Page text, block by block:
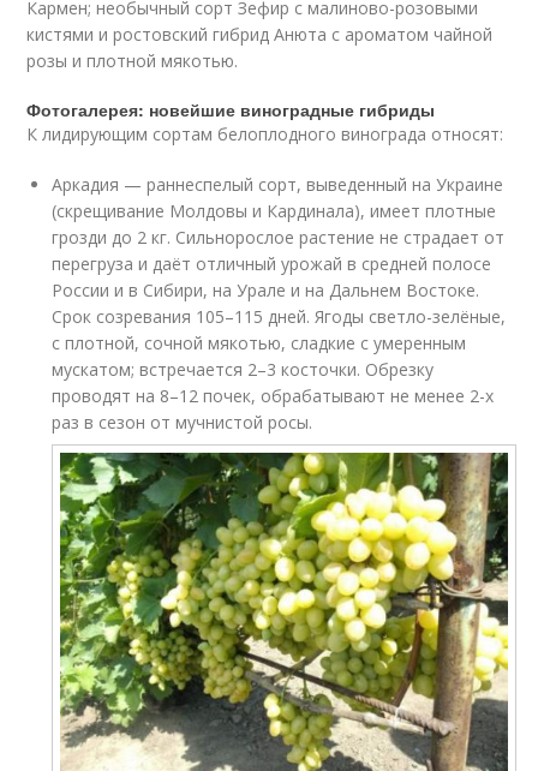
Кармен; необычный сорт Зефир с малиново-розовыми
кистями и ростовский гибрид Анюта с ароматом чайной
розы и плотной мякотью.
Фотогалерея: новейшие виноградные гибриды
К лидирующим сортам белоплодного винограда относят:
Аркадия — раннеспелый сорт, выведенный на Украине
(скрещивание Молдовы и Кардинала), имеет плотные
грозди до 2 кг. Сильнорослое растение не страдает от
перегруза и даёт отличный урожай в средней полосе
России и в Сибири, на Урале и на Дальнем Востоке.
Срок созревания 105–115 дней. Ягоды светло-зелёные,
с плотной, сочной мякотью, сладкие с умеренным
мускатом; встречается 2–3 косточки. Обрезку
проводят на 8–12 почек, обрабатывают не менее 2-х
раз в сезон от мучнистой росы.